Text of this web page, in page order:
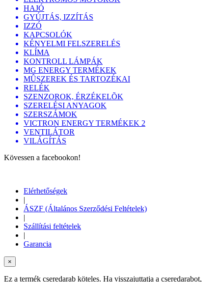
HAJÓ
GYÚJTÁS, IZZÍTÁS
IZZÓ
KAPCSOLÓK
KÉNYELMI FELSZERELÉS
KLÍMA
KONTROLL LÁMPÁK
MG ENERGY TERMÉKEK
MÛSZEREK ÉS TARTOZÉKAI
RELÉK
SZENZOROK, ÉRZÉKELÕK
SZERELÉSI ANYAGOK
SZERSZÁMOK
VICTRON ENERGY TERMÉKEK 2
VENTILÁTOR
VILÁGÍTÁS
Kövessen a facebookon!
Elérhetőségek
|
ÁSZF (Általános Szerződési Feltételek)
|
Szállítási feltételek
|
Garancia
×
Ez a termék cseredarab köteles. Ha visszajuttatja a cseredarabot,